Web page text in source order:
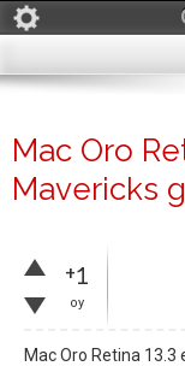
Mac Oro
Mavericks
+1
oy
Mac Oro Retina